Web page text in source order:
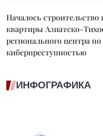
Началось
квартиры Азиатско-
регионального центра по
киберпреступностью
ИНФОГРАФИКА